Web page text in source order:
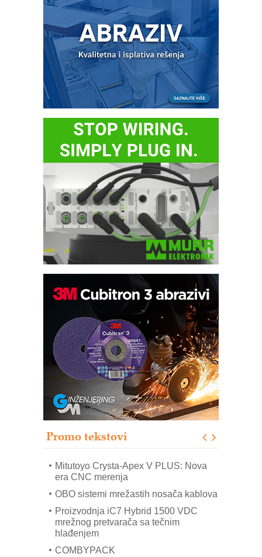
Promo tekstovi
Automatizacija pakovanja · Display
(Shelf-Ready) omotnice
Potpuna efikasnost bez složenih
sistema
Trajna oznaka kao dugoročna korist
Bezbednost na prvom mestu!
IB BLUMENAUER - više od 40 godina
poverenja u industriji
Art Utopia Studio – vizuelne priče
Mitutoyo Crysta-Apex V PLUS: Nova
era CNC merenja
OBO sistemi mrežastih nosača kablova
Proizvodnja iC7 Hybrid 1500 VDC
mrežnog pretvarača sa tečnim
hlađenjem
COMBYPACK